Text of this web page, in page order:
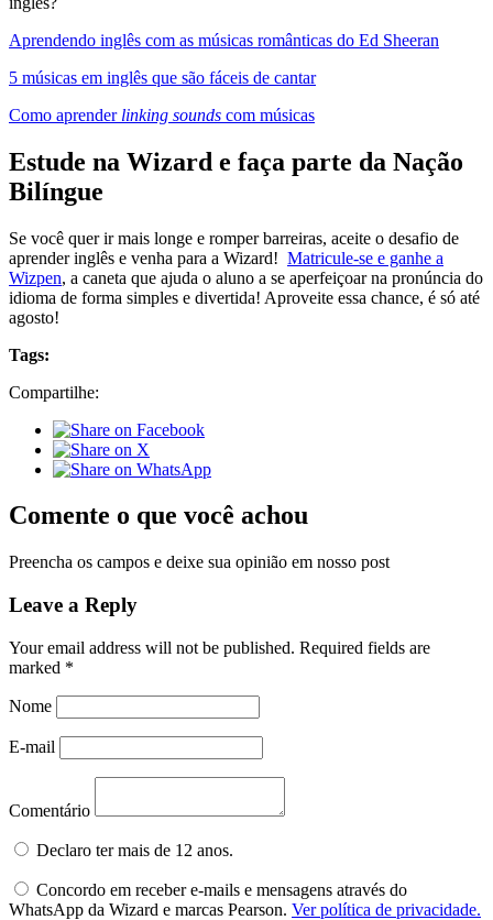
Aprendendo inglês com as músicas românticas do Ed Sheeran
5 músicas em inglês que são fáceis de cantar
Como aprender linking sounds com músicas
Estude na Wizard e faça parte da Nação
Bilíngue
Se você quer ir mais longe e romper barreiras, aceite o desafio de
aprender inglês e venha para a Wizard! Matricule-se e ganhe a
Wizpen, a caneta que ajuda o aluno a se aperfeiçoar na pronúncia do
idioma de forma simples e divertida! Aproveite essa chance, é só até
agosto!
Tags:
Compartilhe:
Comente o que você achou
Preencha os campos e deixe sua opinião em nosso post
Leave a Reply
Your email address will not be published. Required fields are
marked *
Nome
E-mail
Comentário
Declaro ter mais de 12 anos.
Concordo em receber e-mails e mensagens através do
WhatsApp da Wizard e marcas Pearson. Ver política de privacidade.